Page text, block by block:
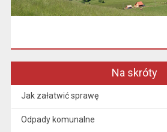
Na skróty
Jak załatwić sprawę
Odpady komunalne